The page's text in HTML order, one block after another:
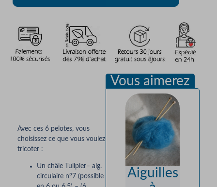
Avec ces 6 pelotes, vous
choisissez ce que vous voulez
tricoter :
Un châle Tulipier– aig.
circulaire n°7 (possible
Vous aimerez
Aiguilles